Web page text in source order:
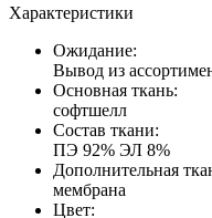
Характеристики
Ожидание:
Вывод из
Основная ткань:
софтшелл
Состав ткани:
ПЭ 92% ЭЛ 8%
Дополнительная
мембрана
Цвет: